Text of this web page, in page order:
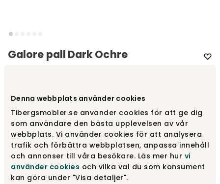
Denna webbplats använder cookies
Tibergsmobler.se använder cookies för att ge dig
som användare den bästa upplevelsen av vår
webbplats. Vi använder cookies för att analysera
trafik och förbättra webbplatsen, anpassa innehåll
och annonser till våra besökare. Läs mer hur vi
använder cookies och vilka val du som konsument
kan göra under "Visa detaljer".
Galore pall Dark Ochre
Välj färgDark Ochre
Dark Ochre
Grey Melange